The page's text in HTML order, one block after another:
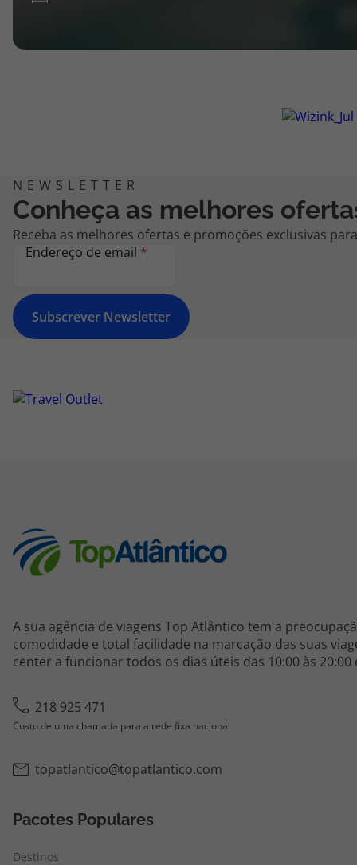
Conheça as melhores
Receba as melhores ofertas e promoções exclusivas
Endereço de email *
Subscrever Newsletter
A sua agência de viagens Top Atlântico tem a
comodidade e total facilidade na marcação das suas
center a funcionar todos os dias úteis das 10:00 às 20:00
218 925 471
Custo de uma chamada para a rede fixa nacional
topatlantico@topatlantico.com
Pacotes Populares
Destinos